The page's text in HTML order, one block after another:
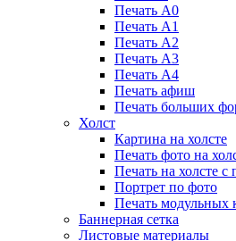
Печать А0
Печать А1
Печать А2
Печать А3
Печать А4
Печать афиш
Печать больших
Холст
Картина на холсте
Печать фото на
Печать на холсте
Портрет по фото
Печать модульных
Баннерная сетка
Листовые материалы